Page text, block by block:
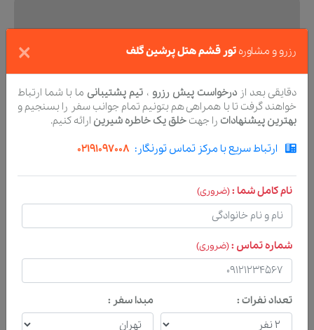
لطفا تماس بگیر
رزرو و مشاوره تور قشم هتل پرشین گلف ×
دقایقی بعد ازدرخواست پیش رزرو ، تیم پشتیبانی ما با شما ارتباط
خواهند گرفت تا با همراهی هم بتونیم تمام جوانب سفر را بسنجیم و
بهترین پیشنهادات را جهت خلق یک خاطره شیرین ارائه کنیم.
ارتباط سریع با مرکز تماس تورنگار: 02191097008
نام کامل شما :(ضروری)
شماره تماس :(ضروری)
تعداد نفرات : مبدا سفر :